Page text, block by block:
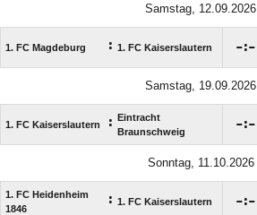
Samstag, 12.09.2026
1. FC Magdeburg : 1. FC Kaiserslautern :
Samstag, 19.09.2026
1. FC Kaiserslautern : Eintracht
Braunschweig
:
Sonntag, 11.10.2026
1. FC Heidenheim
1846
: 1. FC Kaiserslautern :